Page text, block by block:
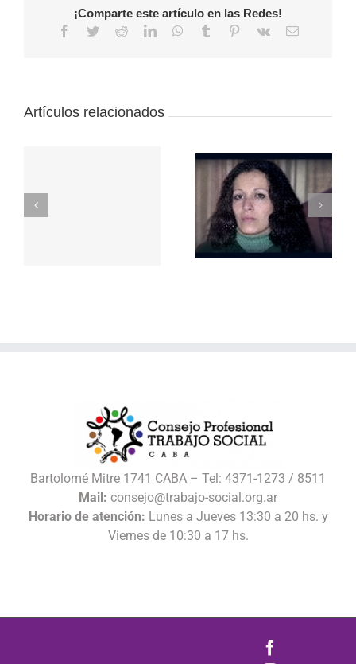
¡Comparte este artículo en las Redes!
Facebook
TwitterRedditLinkedInWhatsApp
Tumblr Pinterest
Vk
Correo
Artículos relacionados
Repudio a la
represión
Bartolomé Mitre 1741 CABA – Tel: 4371-1273 / 8511
Mail: consejo@trabajo-social.org.ar
Horario de atención: Lunes a Jueves 13:30 a 20 hs. y
Viernes de 10:30 a 17 hs.